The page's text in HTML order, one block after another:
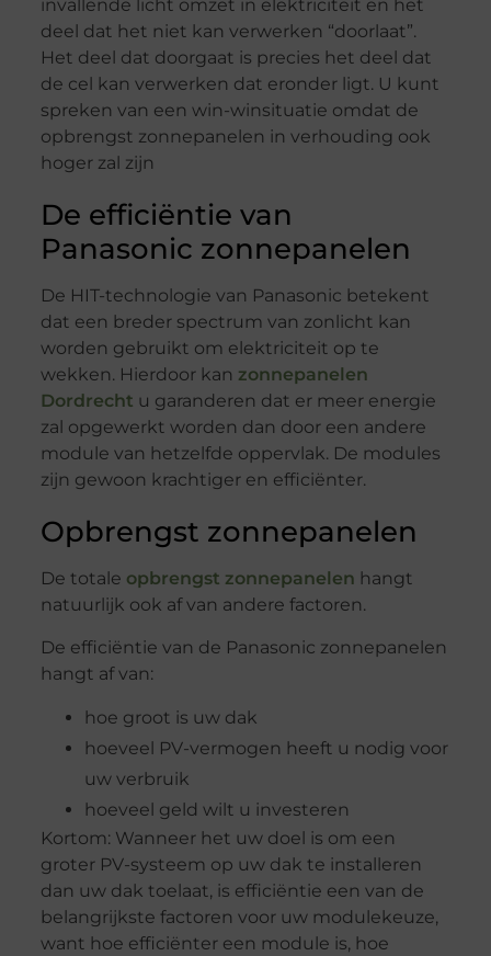
invallende licht omzet in elektriciteit en het
deel dat het niet kan verwerken “doorlaat”.
Het deel dat doorgaat is precies het deel dat
de cel kan verwerken dat eronder ligt. U kunt
spreken van een win-winsituatie omdat de
opbrengst zonnepanelen in verhouding ook
hoger zal zijn
De efficiëntie van
Panasonic zonnepanelen
De HIT-technologie van Panasonic betekent
dat een breder spectrum van zonlicht kan
worden gebruikt om elektriciteit op te
wekken. Hierdoor kan zonnepanelen
Dordrecht u garanderen dat er meer energie
zal opgewerkt worden dan door een andere
module van hetzelfde oppervlak. De modules
zijn gewoon krachtiger en efficiënter.
Opbrengst zonnepanelen
De totale opbrengst zonnepanelen hangt
natuurlijk ook af van andere factoren.
De efficiëntie van de Panasonic zonnepanelen
hangt af van:
hoe groot is uw dak
hoeveel PV-vermogen heeft u nodig voor
uw verbruik
hoeveel geld wilt u investeren
Kortom: Wanneer het uw doel is om een
groter PV-systeem op uw dak te installeren
dan uw dak toelaat, is efficiëntie een van de
belangrijkste factoren voor uw modulekeuze,
want hoe efficiënter een module is, hoe